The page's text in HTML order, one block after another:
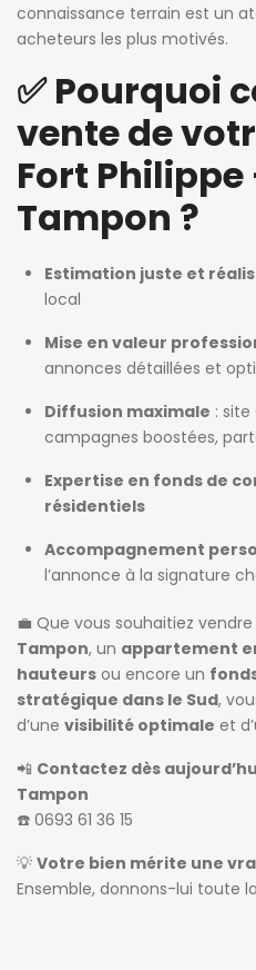
connaissance terrain est un
acheteurs les plus motivés.
✅ Pourquoi
vente de
Fort Philippe
Tampon ?
Estimation juste et
local
Mise en valeur
annonces détaillées et
Diffusion maximale : site
campagnes boostées,
Expertise en fonds de
résidentiels
Accompagnement
l’annonce à la signature
💼 Que vous souhaitiez
Tampon, un appartement
hauteurs ou encore un
stratégique dans le Sud,
d’une visibilité optimale et
📲 Contactez dès
Tampon
☎️ 0693 61 36 15
💡 Votre bien mérite une
Ensemble, donnons-lui toute